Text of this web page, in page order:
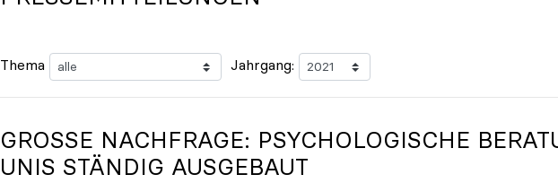
Thema Jahrgang:
GROSSE NACHFRAGE: PSYCHOLOGISCHE
NIS STÄNDIG AUSGEBAUT